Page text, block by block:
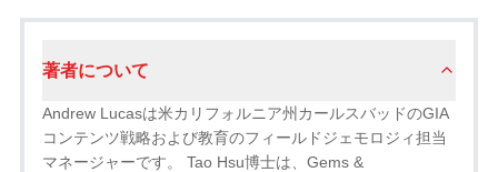
著者について
Andrew Lucasは米カリフォルニア州カールスバッドのGIA
コンテンツ戦略および教育のフィールドジェモロジィ担当
マネージャーです。 Tao Hsu博士は、Gems &